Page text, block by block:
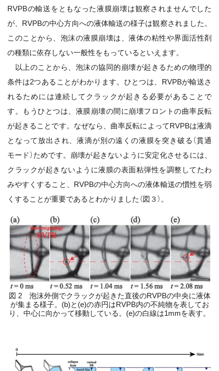
RVPBの輸送をともなった液膜崩壊は観察されませんでした
が、RVPBの中心方向への液体輸送の様子は観察されました。
このことから、泡沫の液膜崩壊は、液体の粘性や界面活性剤
の種類に依存しない一般性をもっているといえます。
以上のことから、泡沫の協同的崩壊が起きるための物理的
条件は2つあることがわかります。ひとつは、RVPBが輸送さ
れるためには連続してクラックが起きる必要があることで
す。もうひとつは、液膜崩壊の間に崩壊フロントの曲率反転
が起きることです。なぜなら、曲率反転によってRVPBは液滴
となって放出され、液滴が別の遠くの液膜を突き破る（貫通
モード）ためです。崩壊が起きないように安定化させるには、
クラックが起きないように液膜の表面粘弾性を調整してたわ
みやすくすること、RVPBの中心方向への液体輸送の慣性を弱
くすることが重要であるとわかりました（図３）。
図 2 泡沫外側でクラックが起きた直後のRVPBの中央に液体
が集まる様子。(b)と(e)の赤円はRVPB内の不純物を表してお
り、中心に向かって移動している。(e)の白線は1mmを表す。